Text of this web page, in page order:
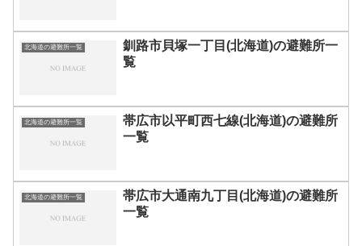
北海道の避難所一覧
釧路市貝塚一丁目(北海道)の避難所一
覧
北海道の避難所一覧
帯広市以平町西七線(北海道)の避難所
一覧
北海道の避難所一覧
帯広市大通南九丁目(北海道)の避難所
一覧